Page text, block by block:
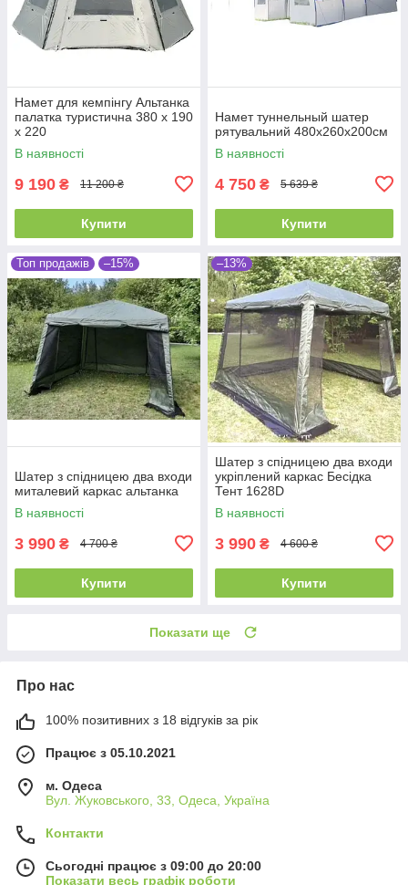
Намет для кемпінгу Альтанка
палатка туристична 380 х 190
х 220
В наявності
9 190 ₴ 11 200 ₴
Купити
Намет туннельный шатер
рятувальний 480x260x200см
В наявності
4 750 ₴ 5 639 ₴
Купити
Топ продажів –15%
Шатер з спідницею два входи
миталевий каркас альтанка
В наявності
3 990 ₴ 4 700 ₴
Купити
–13%
Шатер з спідницею два входи
укріплений каркас Бесідка
Тент 1628D
В наявності
3 990 ₴ 4 600 ₴
Купити
Показати ще
Про нас
100% позитивних з 18 відгуків за рік
Працює з 05.10.2021
м. Одеса
Вул. Жуковського, 33, Одеса, Україна
Контакти
Сьогодні працює з 09:00 до 20:00
Показати весь графік роботи